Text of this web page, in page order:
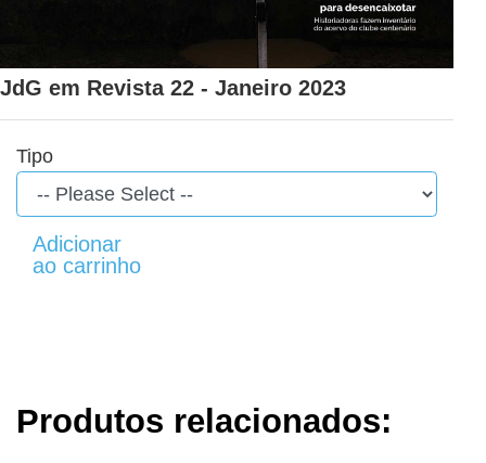
JdG em Revista 22 - Janeiro 2023
Tipo
Produtos relacionados: